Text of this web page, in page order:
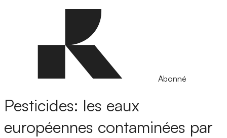
Abonné
Pesticides: les eaux
européennes contaminées par